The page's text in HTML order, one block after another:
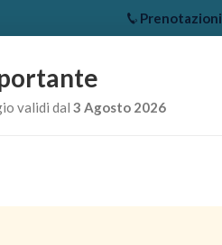
Prenotazioni
Offerte Crociere
validi dal 3 Agosto 2026